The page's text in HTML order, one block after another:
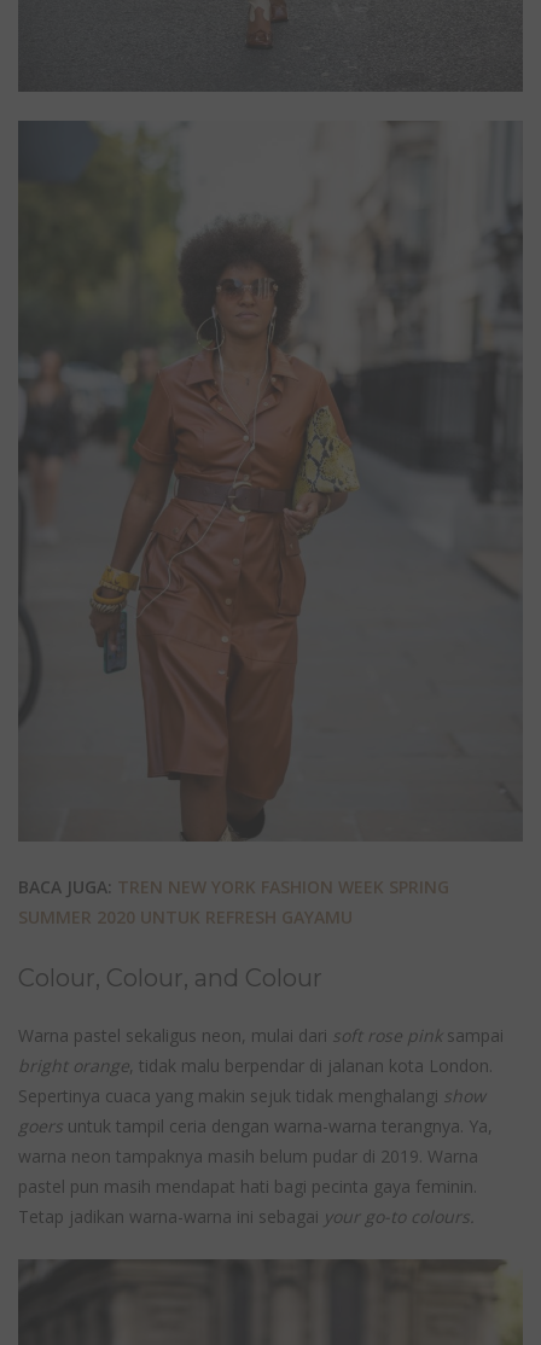
BACA JUGA: TREN NEW YORK FASHION WEEK SPRING
SUMMER 2020 UNTUK REFRESH GAYAMU
Colour, Colour, and Colour
Warna pastel sekaligus neon, mulai dari soft rose pink sampai
bright orange, tidak malu berpendar di jalanan kota London.
Sepertinya cuaca yang makin sejuk tidak menghalangi show
goers untuk tampil ceria dengan warna-warna terangnya. Ya,
warna neon tampaknya masih belum pudar di 2019. Warna
pastel pun masih mendapat hati bagi pecinta gaya feminin.
Tetap jadikan warna-warna ini sebagai your go-to colours.